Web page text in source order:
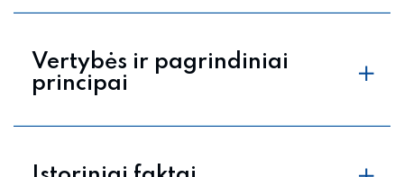
Vertybės ir pagrindiniai
principai